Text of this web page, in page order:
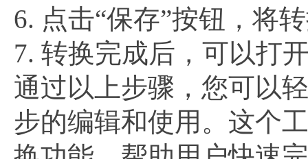
6. 点击“保存”按钮，将
7. 转换完成后，可以打
通过以上步骤，您可以
步的编辑和使用。这个